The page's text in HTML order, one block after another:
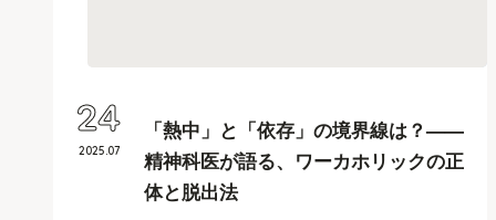
「熱中」と「依存」の境界線は？——
精神科医が語る、ワーカホリックの正
体と脱出法
2025.07
24